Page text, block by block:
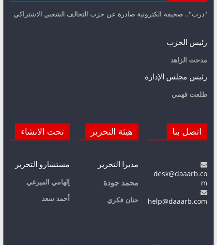
"درب".. صحيفة الكترونية صادرة عن حزب التحالف الشعبي الاشتراكي
رئيس الحزب
مدحت الزاهد
رئيس مجلس الإدارة
طلعت فهمي
اتصل بنا
desk@daaarb.co
m
help@daaarb.com
هيئة التحرير
مديرا التحرير
محمد جودة
حنان فكري
تحت الانشاء
مستشارو التحرير
إلهامي الميرغي
أحمد سعد